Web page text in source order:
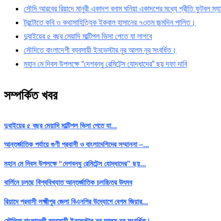
সৌদি আরবের রিয়াদে মানুরী একাদশ বনাম ঘনিয়া একাদশের মধ্যে প্রীতি ফুটবল
টরন্টোতে কবি ও কথাসাহিত্যিক ইকবাল হাসানের ৭৩তম জন্মদিন পালিত।
দুবাইয়ের ৫ বছর মেয়াদি মাল্টিপল ভিসা পেতে যা লাগবে
সৌদিতে বাংলাদেশী ব্যবসায়ী ইনভেস্টার নুর আলম নুর সংবর্ধিত।
মহান মে দিবস উপলক্ষে “দেশবন্ধু রেমিটেন্স যোদ্ধাদের” ছয় দফা দাবি
সম্পর্কিত খবর
দুবাইয়ের ৫ বছর মেয়াদি মাল্টিপল ভিসা পেতে যা...
আন্তর্জাতিক পর্যায়ে গুণী প্রবাসী ও বাংলাদেশিদের সম্মাননা –...
মহান মে দিবস উপলক্ষে “দেশবন্ধু রেমিটেন্স যোদ্ধাদের” ছয়...
বার্লিনে চলছে বিশ্ববিখ্যাত আন্তর্জাতিক চলচ্চিত্র উৎসব
রিয়াদে প্রবাসী লক্ষ্মীপুর জেলা বিএনপির উদ্যোগে বেগম জিয়ার...